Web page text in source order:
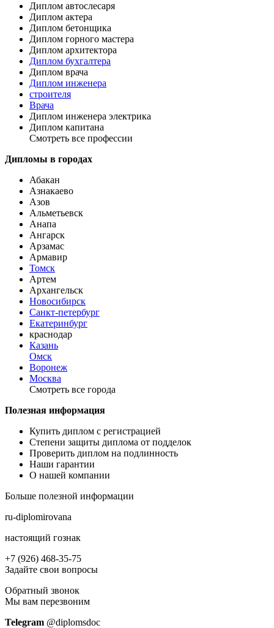
Диплом автослесаря
Диплом актера
Диплом бетонщика
Диплом горного мастера
Диплом архитектора
Диплом бухгалтера
Диплом врача
Диплом инженера
строителя
Врача
Диплом инженера электрика
Диплом капитана
Смотреть все профессии
Дипломы в городах
Абакан
Азнакаево
Азов
Альметьевск
Анапа
Ангарск
Арзамас
Армавир
Томск
Артем
Архангельск
Новосибирск
Санкт-петербург
Екатеринбург
краснодар
Казань
Омск
Воронеж
Москва
Смотреть все города
Полезная информация
Купить диплом с регистрацией
Степени защиты диплома от подделок
Проверить диплом на подлинность
Наши гарантии
О нашей компании
Больше полезной информации
ru-diplomirovana
настоящий гознак
+7 (926) 468-35-75
Задайте свои вопросы
Обратный звонок
Мы вам перезвоним
Telegram @diplomsdoс